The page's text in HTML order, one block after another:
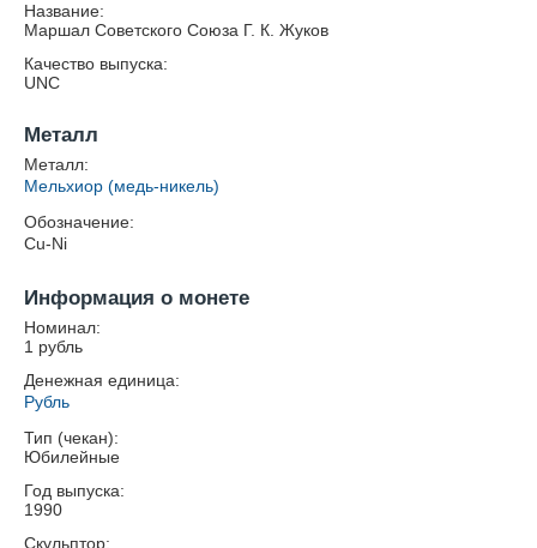
Название:
Маршал Советского Союза Г. К. Жуков
Качество выпуска:
UNC
Металл
Металл:
Мельхиор (медь-никель)
Обозначение:
Cu-Ni
Информация о монете
Номинал:
1 рубль
Денежная единица:
Рубль
Тип (чекан):
Юбилейные
Год выпуска:
1990
Скульптор: